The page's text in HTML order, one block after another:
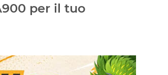
per il tuo